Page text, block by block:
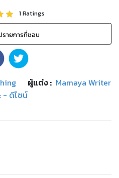
1Ratings
รายการที่ชอบ
ผู้แต่ง : Mamaya Writer
- ดีไซน์